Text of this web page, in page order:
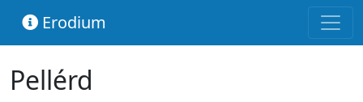
Erodium
Pellérd